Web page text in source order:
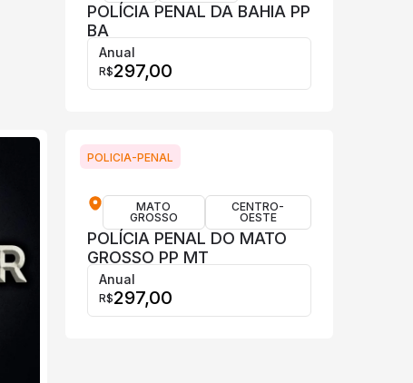
POLÍCIA PENAL DA BAHIA PP
BA
Anual
R$297,00
POLICIA-PENAL
MATO
GROSSO
CENTRO-
OESTE
POLÍCIA PENAL DO MATO
GROSSO PP MT
Anual
R$297,00